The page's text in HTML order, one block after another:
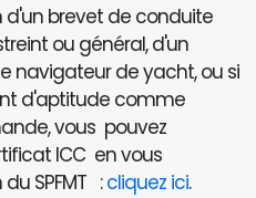
d'un brevet de conduite
ou général, d'un
navigateur de yacht, ou si
d'aptitude comme
vous pouvez
ICC en vous
SPFMT :cliquez ici.